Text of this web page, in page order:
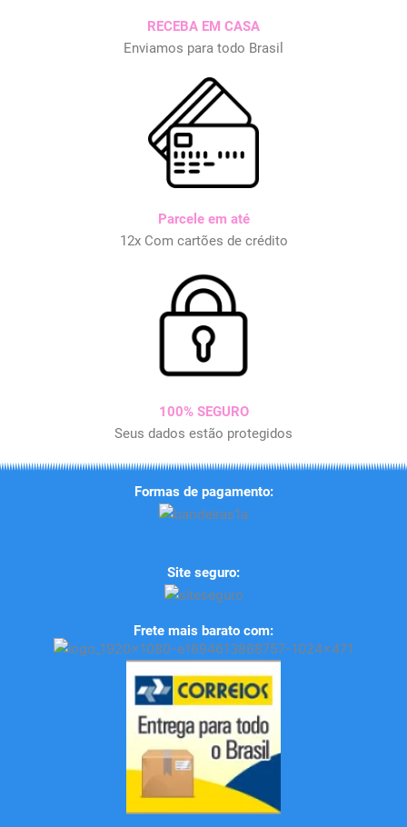
RECEBA EM CASA
Enviamos para todo Brasil
Parcele em até
12x Com cartões de crédito
100% SEGURO
Seus dados estão protegidos
Formas de pagamento:
Site seguro:
Frete mais barato com: